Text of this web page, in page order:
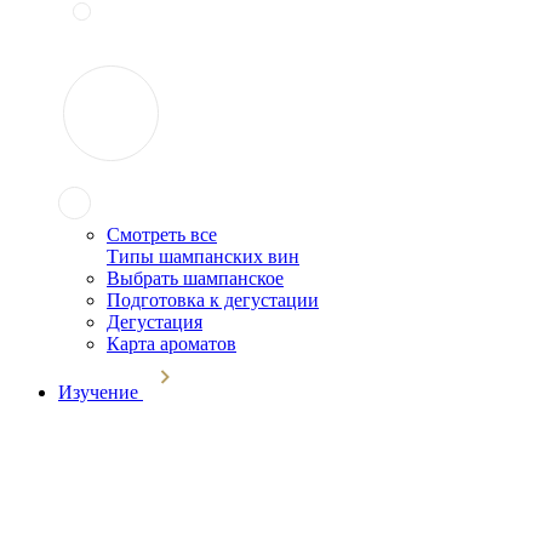
Смотреть все
Типы шампанских вин
Выбрать шампанское
Подготовка к дегустации
Дегустация
Карта ароматов
Изучение